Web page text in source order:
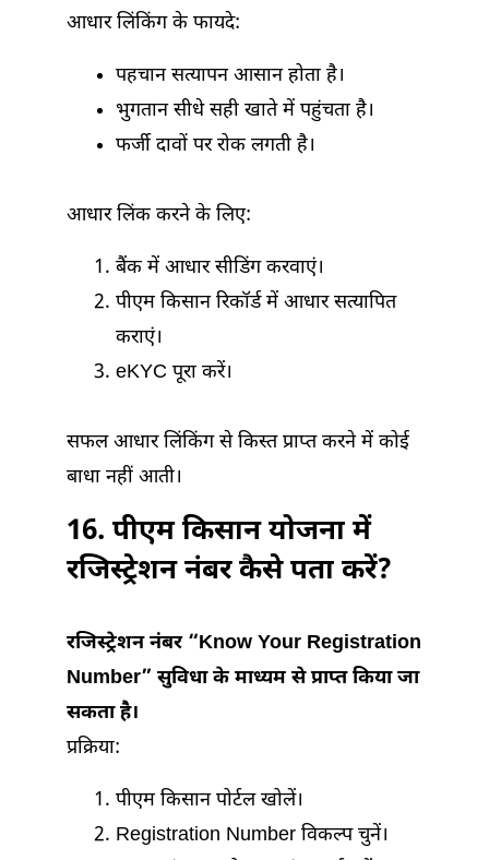
आधार लिंकिंग के फायदे:
पहचान सत्यापन आसान होता है।
भुगतान सीधे सही खाते में पहुंचता है।
फर्जी दावों पर रोक लगती है।
आधार लिंक करने के लिए:
बैंक में आधार सीडिंग करवाएं।
पीएम किसान रिकॉर्ड में आधार सत्यापित
कराएं।
eKYC पूरा करें।
सफल आधार लिंकिंग से किस्त प्राप्त करने में कोई
बाधा नहीं आती।
16. पीएम किसान योजना में
रजिस्ट्रेशन नंबर कैसे पता करें?
रजिस्ट्रेशन नंबर “Know Your Registration
Number” सुविधा के माध्यम से प्राप्त किया जा
सकता है।
प्रक्रिया:
पीएम किसान पोर्टल खोलें।
Registration Number विकल्प चुनें।